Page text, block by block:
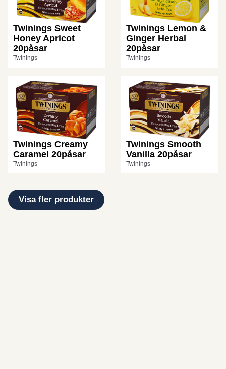
Twinings Sweet
Honey Apricot
20påsar
Twinings
Twinings Lemon &
Ginger Herbal
20påsar
Twinings
Twinings Creamy
Caramel 20påsar
Twinings
Twinings Smooth
Vanilla 20påsar
Twinings
Visa fler produkter